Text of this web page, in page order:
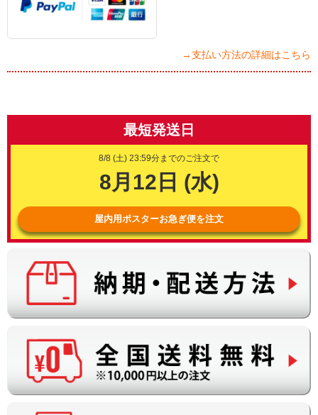
→支払い方法の詳細はこちら